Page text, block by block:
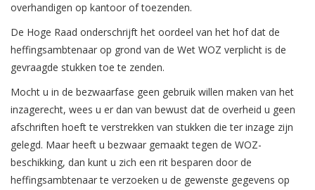
overhandigen op kantoor of toezenden.
De Hoge Raad onderschrijft het oordeel van het hof dat de
heffingsambtenaar op grond van de Wet WOZ verplicht is de
gevraagde stukken toe te zenden.
Mocht u in de bezwaarfase geen gebruik willen maken van het
inzagerecht, wees u er dan van bewust dat de overheid u geen
afschriften hoeft te verstrekken van stukken die ter inzage zijn
gelegd. Maar heeft u bezwaar gemaakt tegen de WOZ-
beschikking, dan kunt u zich een rit besparen door de
heffingsambtenaar te verzoeken u de gewenste gegevens op